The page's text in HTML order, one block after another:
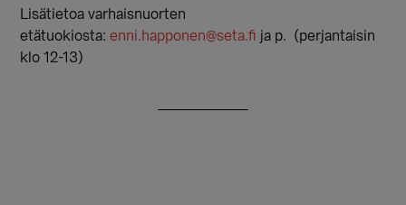
Lisätietoa varhaisnuorten
etätuokiosta:enni.happonen@seta.fi ja p. (perjantaisin
klo 12-13)